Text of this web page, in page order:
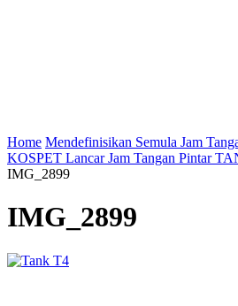
Home Mendefinisikan Semula Jam
KOSPET Lancar Jam Tangan Pintar
IMG_2899
IMG_2899